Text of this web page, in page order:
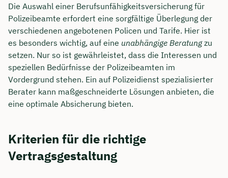
Die Auswahl einer Berufsunfähigkeitsversicherung für
Polizeibeamte erfordert eine sorgfältige Überlegung der
verschiedenen angebotenen Policen und Tarife. Hier ist
es besonders wichtig, auf eine unabhängige Beratungzu
setzen. Nur so ist gewährleistet, dass die Interessen und
speziellen Bedürfnisse der Polizeibeamten im
Vordergrund stehen. Ein auf Polizeidienst spezialisierter
Berater kann maßgeschneiderte Lösungen anbieten, die
eine optimale Absicherung bieten.
Kriterien für die richtige
Vertragsgestaltung